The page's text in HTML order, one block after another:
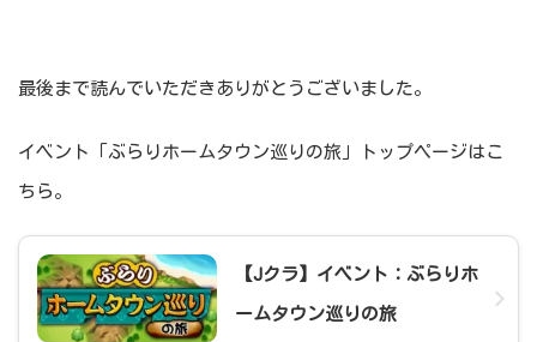
最後まで読んでいただきありがとうございました。
イベント「ぶらりホームタウン巡りの旅」トップページはこ
ちら。
【Jクラ】イベント：ぶらりホ
ームタウン巡りの旅